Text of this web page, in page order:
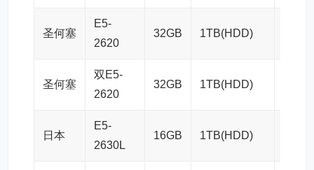
圣何塞
E5-
2620
32GB 1TB(HDD)
圣何塞
双E5-
2620
32GB 1TB(HDD)
日本
E5-
2630L
16GB 1TB(HDD)